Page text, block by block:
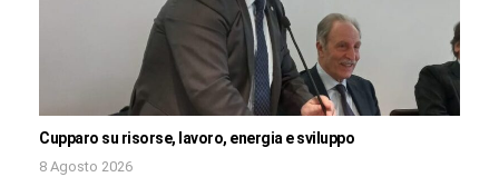
Cupparo su risorse, lavoro, energia e sviluppo
8 Agosto 2026